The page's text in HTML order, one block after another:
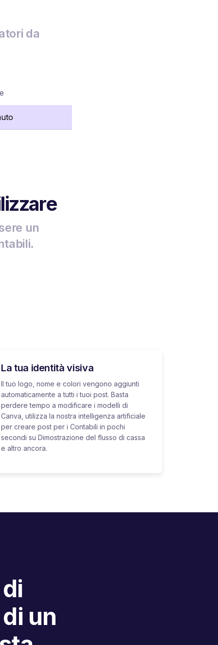
da
un
La tua identità visiva
Il tuo logo, nome e colori vengono aggiunti
automaticamente a tutti i tuoi post. Basta
perdere tempo a modificare i modelli di
Canva, utilizza la nostra intelligenza artificiale
per creare post per i Contabili in pochi
secondi su Dimostrazione del flusso di cassa
e altro ancora.
un